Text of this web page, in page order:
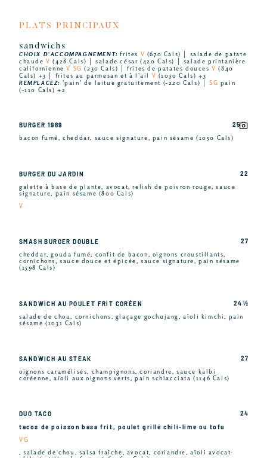
PLATS PRINCIPAUX
sandwichs
CHOIX D'ACCOMPAGNEMENT: frites V (670 Cals) │ salade de patate
chaudeV (428 Cals) │ salade césar (420 Cals) │ salade printanière
californienneV SG (230 Cals) │ frites de patates doucesV (840
Cals) +3 │ frites au parmesan et à l'ail V (1050 Cals) +3
REMPLACEZ: 'pain' de laitue gratuitement (-220 Cals) │SG pain
(-110 Cals) +2
BURGER 1989
bacon fumé, cheddar, sauce signature, pain sésame (1050 Cals)
25
BURGER DU JARDIN
galette à base de plante, avocat, relish de poivron rouge, sauce
signature, pain sésame (800 Cals)
V
22
SMASH BURGER DOUBLE
cheddar, gouda fumé, confit de bacon, oignons croustillants,
cornichons, sauce douce et épicée, sauce signature, pain sésame
(1598 Cals)
27
SANDWICH AU POULET FRIT CORÉEN
salade de chou, cornichons, glaçage gochujang, aïoli kimchi, pain
sésame (1031 Cals)
24 ½
SANDWICH AU STEAK
oignons caramélisés, champignons, coriandre, sauce kalbi
coréenne, aïoli aux oignons verts, pain schiacciata (1146 Cals)
27
DUO TACO
tacos de poisson basa frit, poulet grillé chili-lime ou tofu
VG
, salade de chou, salsa fraîche, avocat, coriandre, aïoli avocat-
24